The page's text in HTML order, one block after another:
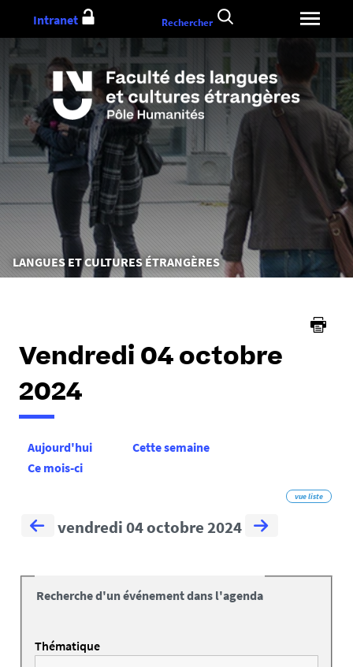
au
Vous
êtes
LANGUES ET CULTURES ÉTRANGÈRES
Intranet Rechercher
Vendredi 04 octobre
2024
Aujourd'hui
Cette semaine
Ce mois-ci
vue liste
vendredi 04 octobre 2024
Recherche d'un événement dans l'agenda
Thématique